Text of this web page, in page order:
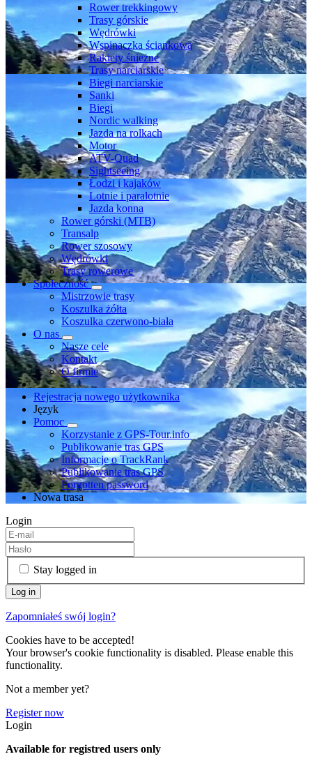
Rower trekkingowy
Trasy górskie
Wędrówki
Wspinaczka ściankowa
Rakiety śnieżne
Trasy narciarskie
Biegi narciarskie
Sanki
Biegi
Nordic walking
Jazda na rolkach
Motor
ATV-Quad
Sightseeing
Łodzi i kajaków
Lotnie i paralotnie
Jazda konna
Rower górski (MTB)
Transalp
Rower szosowy
Wędrówki
Trasy rowerowe
Społeczność
Mistrzowie trasy
Koszulka żółta
Koszulka czerwono-biała
O nas
Nasze cele
Kontakt
O firmie
Rejestracja nowego użytkownika
Język
Pomoc
Korzystanie z GPS-Tour.info
Publikowanie tras GPS
Informacje o TrackRank
Publikowanie tras GPS
Forgotten password
Nowa trasa
Login
Stay logged in
Zapomniałeś swój login?
Cookies have to be accepted!
Your browser's cookie functionality is disabled. Please enable this
functionality.
Not a member yet?
Register now
Login
Available for registred users only